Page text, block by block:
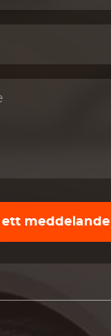
ett meddelande